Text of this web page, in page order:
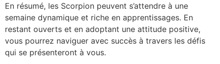
En résumé, les Scorpion peuvent s’attendre à une
semaine dynamique et riche en apprentissages. En
restant ouverts et en adoptant une attitude positive,
vous pourrez naviguer avec succès à travers les défis
qui se présenteront à vous.